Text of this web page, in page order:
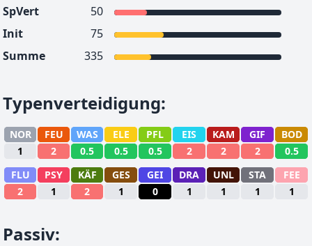
SpVert
50
Init
75
Summe
335
Typenverteidigung:
NOR FEU WAS ELE PFL EIS KAM GIF
BOD
1
2 0.5 0.5 0.5 2 2 2
0.5
FLU
PSY KÄF GES GEI DRA UNL STA
FEE
2
1 2 1 0 1 1 1 1
Passiv: